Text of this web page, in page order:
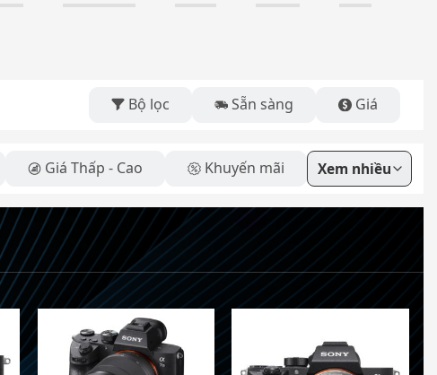
Bộ lọc Sẵn sàng Giá
Giá Thấp - Cao Khuyến mãi